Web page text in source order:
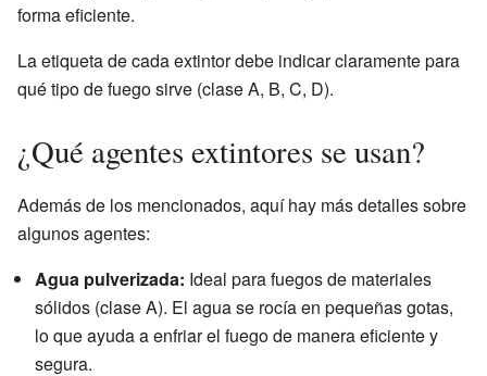
forma eficiente.
La etiqueta de cada extintor debe indicar claramente para
qué tipo de fuego sirve (clase A, B, C, D).
¿Qué agentes extintores se usan?
Además de los mencionados, aquí hay más detalles sobre
algunos agentes:
Agua pulverizada: Ideal para fuegos de materiales
sólidos (clase A). El agua se rocía en pequeñas gotas,
lo que ayuda a enfriar el fuego de manera eficiente y
segura.